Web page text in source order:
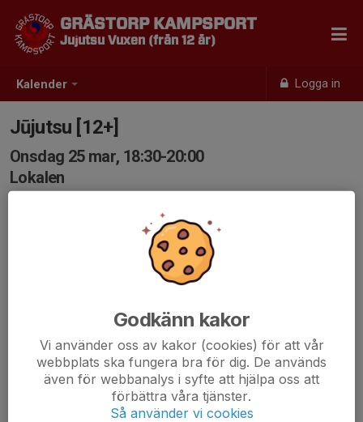
Kalender Logga in
GRÄSTORP KAMPSPORT
Jujutsu Vuxen (från 12 år)
Jūjutsu [12+]
Onsdag 25 mar, 18:30-20:00
Lokalen
Godkänn kakor
Vi använder oss av kakor (cookies) för att vår
webbplats ska fungera bra för dig. De används
även för webbanalys i syfte att hjälpa oss att
förbättra våra tjänster.
Så använder vi cookies